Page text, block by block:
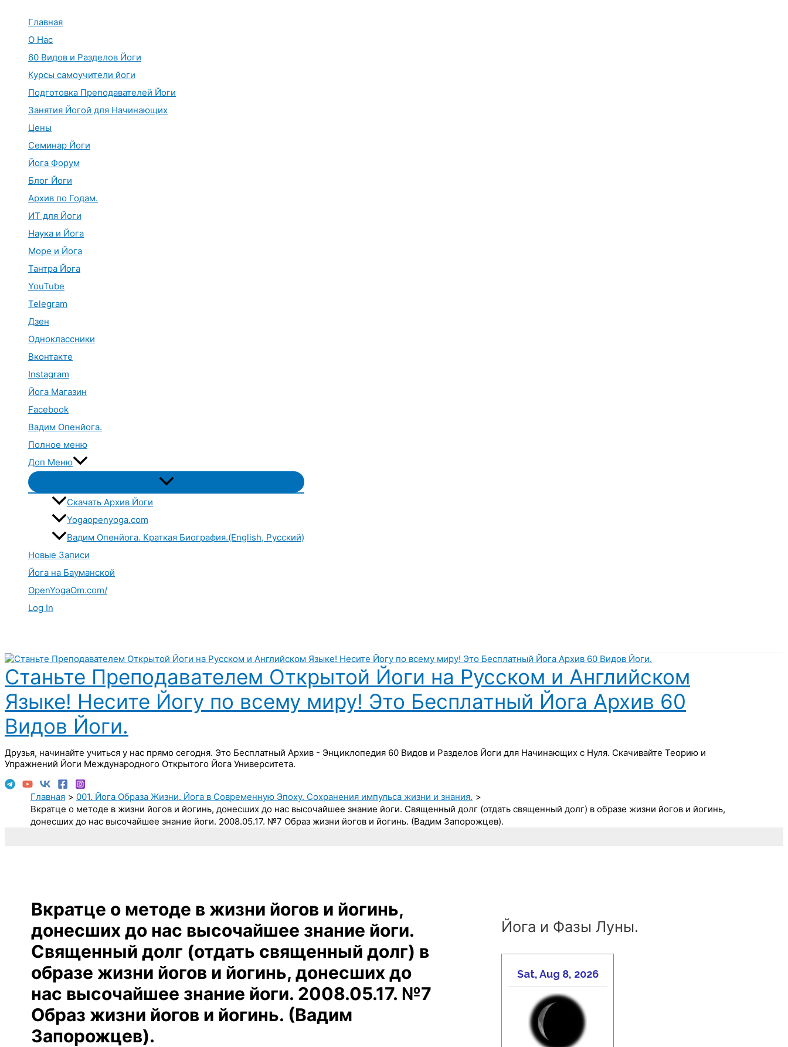
Главная
О Нас
60 Видов и Разделов Йоги
Курсы самоучители йоги
Подготовка Преподавателей Йоги
Занятия Йогой для Начинающих
Цены
Семинар Йоги
Йога Форум
Блог Йоги
Архив по Годам.
ИТ для Йоги
Наука и Йога
Море и Йога
Тантра Йога
YouTube
Telegram
Дзен
Одноклассники
Вконтакте
Instagram
Йога Магазин
Facebook
Вадим Опенйога.
Полное меню
Доп Меню
Переключатель
меню
Скачать Архив Йоги
Yogaopenyoga.com
Вадим Опенйога. Краткая Биография.(English, Русский)
Новые Записи
Йога на Бауманской
OpenYogaOm.com/
Log In
Станьте Преподавателем Открытой Йоги на Русском и Английском
Языке! Несите Йогу по всему миру! Это Бесплатный Йога Архив 60
Видов Йоги.
Друзья, начинайте учиться у нас прямо сегодня. Это Бесплатный Архив - Энциклопедия 60 Видов и Разделов Йоги для Начинающих с Нуля. Скачивайте Теорию и
Упражнений Йоги Международного Открытого Йога Университета.
Главная
001. Йога Образа Жизни. Йога в Современную Эпоху. Сохранения импульса жизни и знания.
Вкратце о методе в жизни йогов и йогинь, донесших до нас высочайшее знание йоги. Священный долг (отдать священный долг) в образе жизни йогов и йогинь,
донесших до нас высочайшее знание йоги. 2008.05.17. №7 Образ жизни йогов и йогинь. (Вадим Запорожцев).
Вкратце о методе в жизни йогов и йогинь,
донесших до нас высочайшее знание йоги.
Священный долг (отдать священный долг) в
образе жизни йогов и йогинь, донесших до
нас высочайшее знание йоги. 2008.05.17. №7
Образ жизни йогов и йогинь. (Вадим
Запорожцев).
Йога и Фазы Луны.